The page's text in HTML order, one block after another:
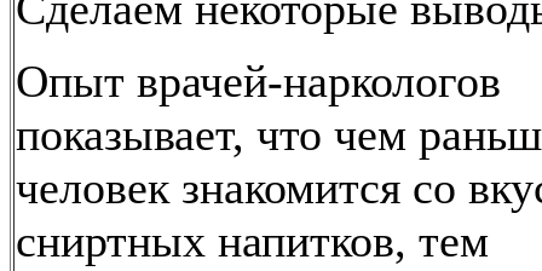
Опыт врачей-наркологов
показывает, что чем
человек знакомится со
сниртных напитков, тем